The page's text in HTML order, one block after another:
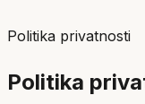
Politika privatnosti
Politika